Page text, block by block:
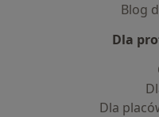
Blog
Dla
Dla